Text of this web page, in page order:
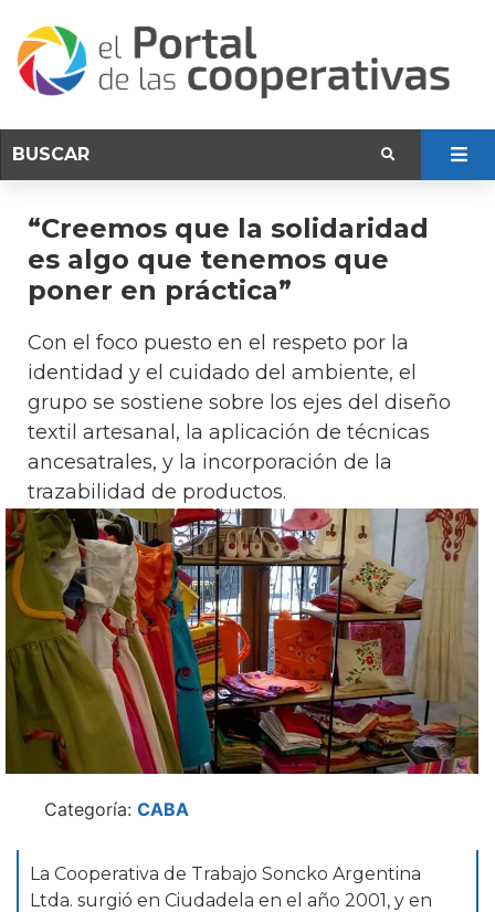
“Creemos que la solidaridad
es algo que tenemos que
poner en práctica”
Con el foco puesto en el respeto por la
identidad y el cuidado del ambiente, el
grupo se sostiene sobre los ejes del diseño
textil artesanal, la aplicación de técnicas
ancesatrales, y la incorporación de la
trazabilidad de productos.
Categoría: CABA
La Cooperativa de Trabajo Soncko Argentina
Ltda. surgió en Ciudadela en el año 2001, y en